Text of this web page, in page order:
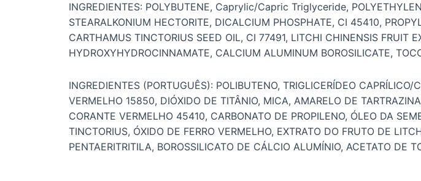
INGREDIENTES: POLYBUTENE, Caprylic/Capric Triglyceride,
STEARALKONIUM HECTORITE, DICALCIUM PHOSPHATE, CI 45410,
CARTHAMUS TINCTORIUS SEED OIL, CI 77491, LITCHI CHINENSIS FRUIT
HYDROXYHYDROCINNAMATE, CALCIUM ALUMINUM BOROSILICATE,
INGREDIENTES (PORTUGUÊS): POLIBUTENO, TRIGLICERÍDEO
VERMELHO 15850, DIÓXIDO DE TITÂNIO, MICA, AMARELO DE
CORANTE VERMELHO 45410, CARBONATO DE PROPILENO, ÓLEO DA
TINCTORIUS, ÓXIDO DE FERRO VERMELHO, EXTRATO DO FRUTO DE
PENTAERITRITILA, BOROSSILICATO DE CÁLCIO ALUMÍNIO, ACETATO DE